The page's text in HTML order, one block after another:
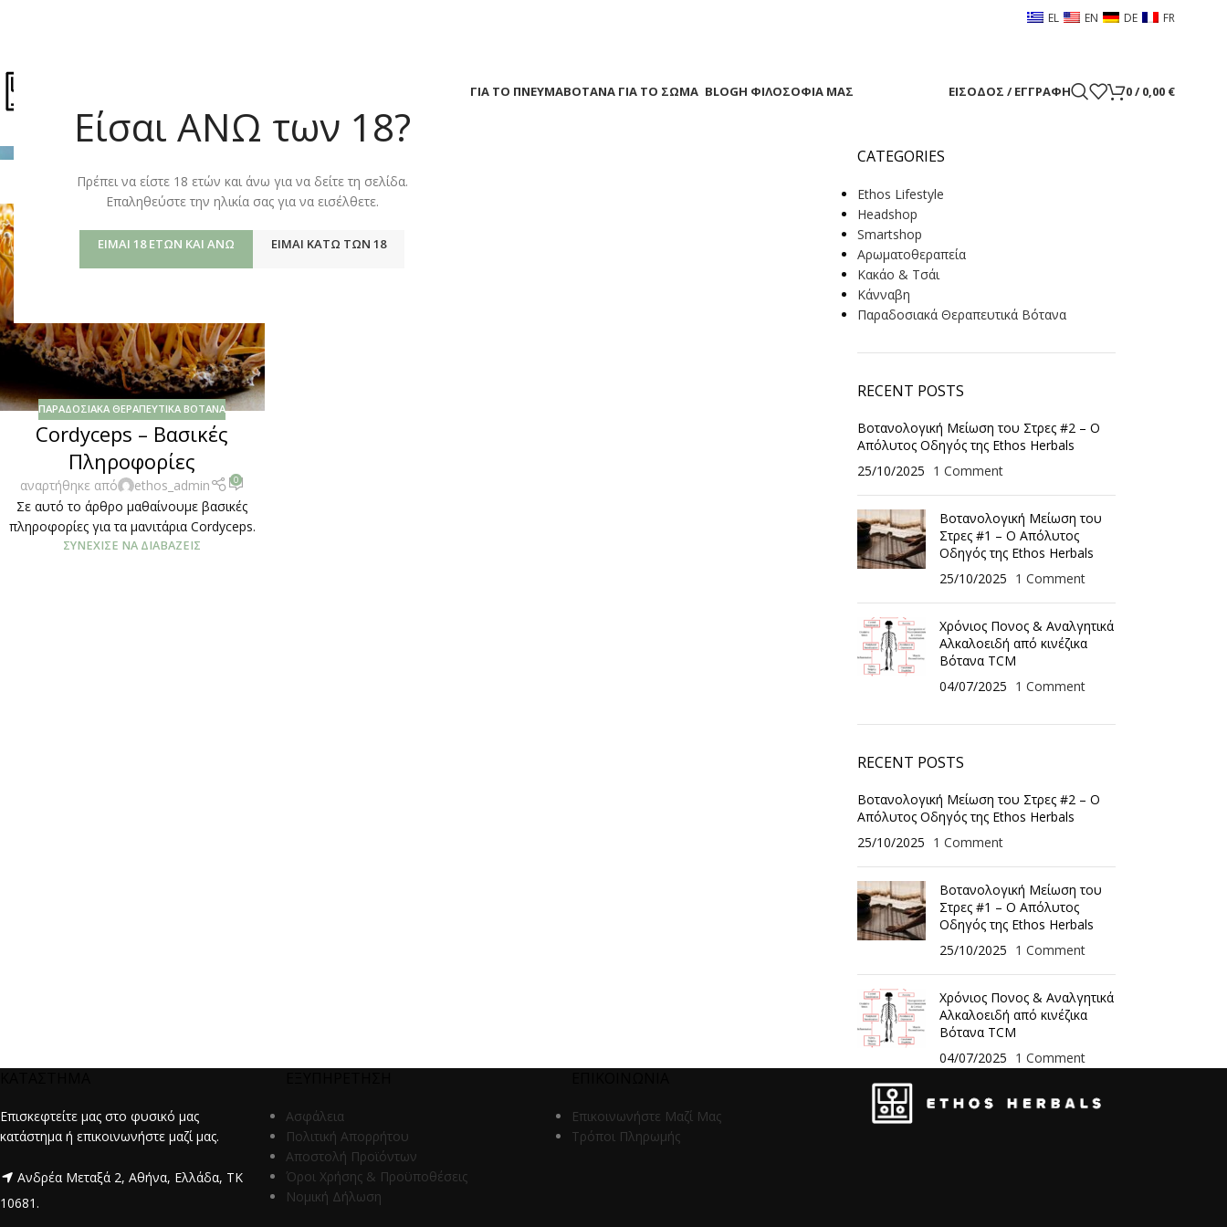
Είσαι ΑΝΩ των 18?
Πρέπει να είστε 18 ετών και άνω για να δείτε τη σελίδα.
Επαληθεύστε την ηλικία σας για να εισέλθετε.
ΕΊΜΑΙ 18 ΕΤΏΝ ΚΑΙ ΆΝΩ ΕΊΜΑΙ ΚΆΤΩ ΤΩΝ 18
EL EN DE FR
ΒΟΤΑΝΑ ΓΙΑ ΤΟ ΠΝΕΥΜΑΒΟΤΑΝΑ ΓΙΑ ΤΟ ΣΩΜΑ BLOGΗ ΦΙΛΟΣΟΦΙΑ ΜΑΣ ΕΊΣΟΔΟΣ / ΕΓΓΡΑΦΉ 0/ 0,00 €
ΠΑΡΑΔΟΣΙΑΚΆ ΘΕΡΑΠΕΥΤΙΚΆ ΒΌΤΑΝΑ
Cordyceps – Βασικές
Πληροφορίες
αναρτήθηκε από ethos_admin 0
Σε αυτό το άρθρο μαθαίνουμε βασικές
πληροφορίες για τα μανιτάρια Cordyceps.
ΣΥΝΈΧΙΣΕ ΝΑ ΔΙΑΒΆΖΕΙΣ
CATEGORIES
Ethos Lifestyle
Headshop
Smartshop
Αρωματοθεραπεία
Κακάο & Τσάι
Κάνναβη
Παραδοσιακά Θεραπευτικά Βότανα
RECENT POSTS
Βοτανολογική Μείωση του Στρες #2 – Ο
Απόλυτος Οδηγός της Ethos Herbals
25/10/2025 1 Comment
Βοτανολογική Μείωση του
Στρες #1 – Ο Απόλυτος
Οδηγός της Ethos Herbals
25/10/2025 1 Comment
Χρόνιος Πονος & Αναλγητικά
Αλκαλοειδή από κινέζικα
Βότανα TCM
04/07/2025 1 Comment
RECENT POSTS
Βοτανολογική Μείωση του Στρες #2 – Ο
Απόλυτος Οδηγός της Ethos Herbals
25/10/2025 1 Comment
Βοτανολογική Μείωση του
Στρες #1 – Ο Απόλυτος
Οδηγός της Ethos Herbals
25/10/2025 1 Comment
Χρόνιος Πονος & Αναλγητικά
Αλκαλοειδή από κινέζικα
Βότανα TCM
04/07/2025 1 Comment
Επισκεφτείτε μας στο φυσικό μας
κατάστημα ή επικοινωνήστε μαζί μας.
Ανδρέα Μεταξά 2, Αθήνα, Ελλάδα, ΤΚ
10681.
Ασφάλεια
Πολιτική Απορρήτου
Αποστολή Προϊόντων
Όροι Χρήσης & Προϋποθέσεις
Νομική Δήλωση
Επικοινωνήστε Μαζί Μας
Τρόποι Πληρωμής